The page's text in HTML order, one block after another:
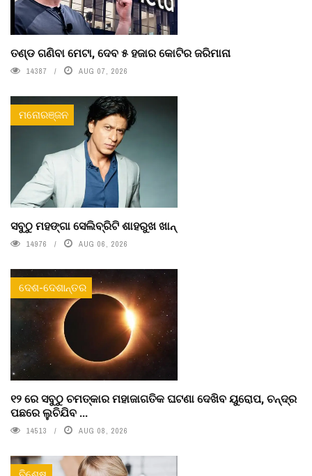
ତଣ୍ଡ ଗଣିବା ମେଟା, ଦେବ ୫ ହଜାର କୋଟିର ଜରିମାନା
14387 AUG 07, 2026
ମନୋରଞ୍ଜନ
ସବୁଠୁ ମହଙ୍ଗା ସେଲିବ୍ରିଟି ଶାହରୁଖ ଖାନ୍
14976 AUG 06, 2026
ଦେଶ-ଦେଶାନ୍ତର
୧୨ ରେ ସବୁଠୁ ଚମତ୍କାର ମହାଜାଗତିକ ଘଟଣା ଦେଖିବ ୟୁରୋପ, ଚନ୍ଦ୍ର
ପଛରେ ଲୁଚିଯିବ ...
14513 AUG 08, 2026